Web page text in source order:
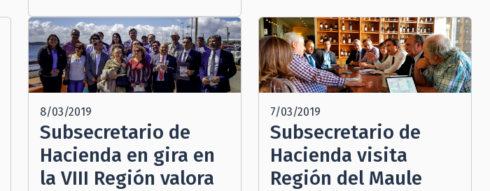
8/03/2019
Subsecretario de
Hacienda en gira en
la VIII Región valora
7/03/2019
Subsecretario de
Hacienda visita
Región del Maule